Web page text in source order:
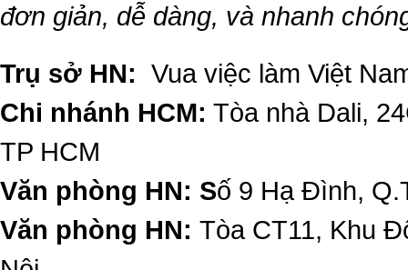
đơn giản, dễ dàng, và nhanh
Trụ sở HN: Vua việc làm Việt
Chi nhánh HCM: Tòa nhà Dali,
TP HCM
Văn phòng HN: Số 9 Hạ Đình,
Văn phòng HN: Tòa CT11, Khu